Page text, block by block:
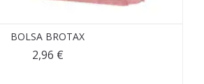
BOLSA BROTAX
2,96 €